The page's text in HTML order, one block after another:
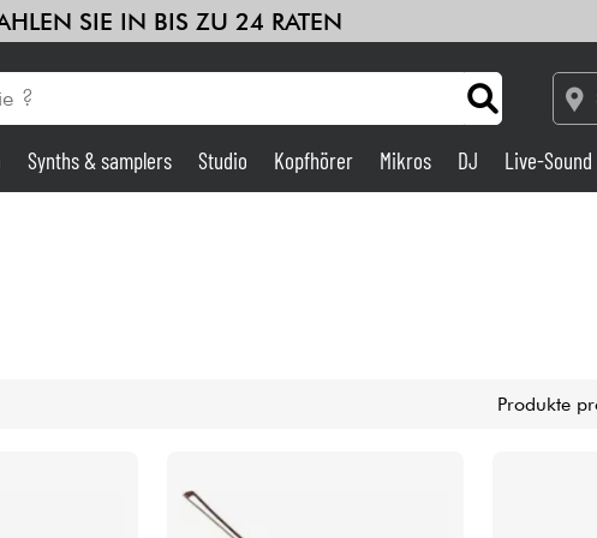
SIE IN BIS ZU 24 RATEN
Synths & samplers Studio Kopfhörer Mikros DJ Live-Sound
Produkte